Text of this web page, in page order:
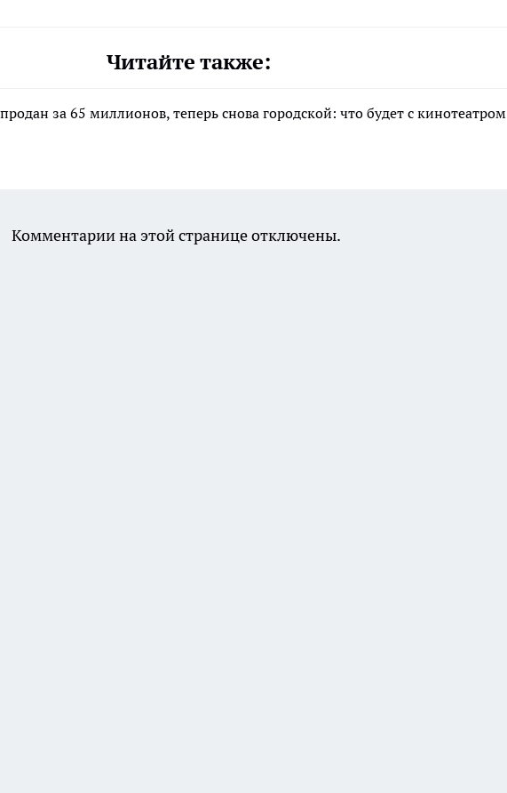
Читайте также:
за 65 миллионов, теперь снова городской: что будет с кинотеатром
Комментарии на этой странице отключены.